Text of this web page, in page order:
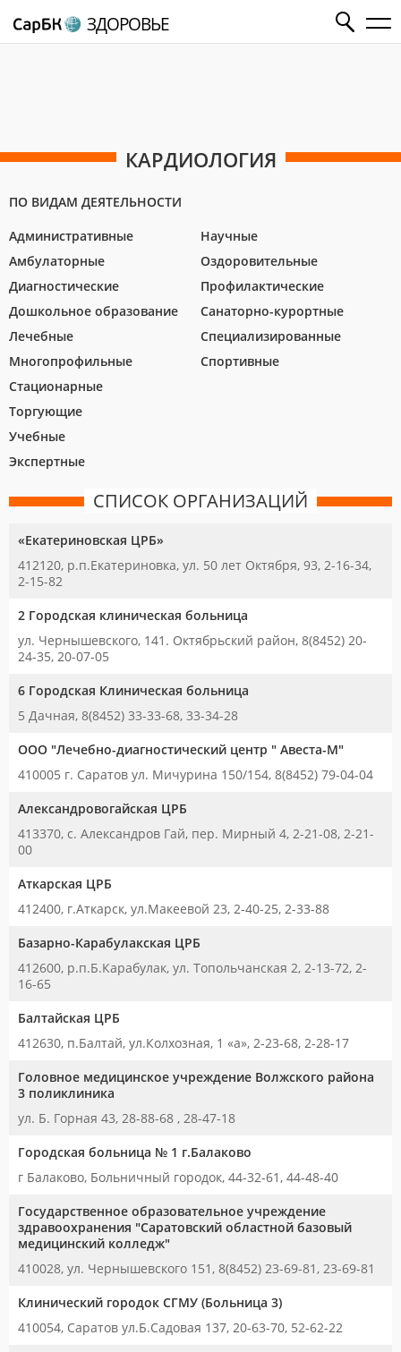
ЗДОРОВЬЕ
КАРДИОЛОГИЯ
ПО ВИДАМ ДЕЯТЕЛЬНОСТИ
Административные
Амбулаторные
Диагностические
Дошкольное образование
Лечебные
Многопрофильные
Научные
Оздоровительные
Профилактические
Санаторно-курортные
Специализированные
Спортивные
Стационарные
Торгующие
Учебные
Экспертные
СПИСОК ОРГАНИЗАЦИЙ
«Екатериновская ЦРБ»
412120, р.п.Екатериновка, ул. 50 лет Октября, 93, 2-16-34,
2-15-82
2 Городская клиническая больница
ул. Чернышевского, 141. Октябрьский район, 8(8452) 20-
24-35, 20-07-05
6 Городская Клиническая больница
5 Дачная, 8(8452) 33-33-68, 33-34-28
ООО "Лечебно-диагностический центр " Авеста-М"
410005 г. Саратов ул. Мичурина 150/154, 8(8452) 79-04-04
Александровогайская ЦРБ
413370, с. Александров Гай, пер. Мирный 4, 2-21-08, 2-21-
00
Аткарская ЦРБ
412400, г.Аткарск, ул.Макеевой 23, 2-40-25, 2-33-88
Базарно-Карабулакская ЦРБ
412600, р.п.Б.Карабулак, ул. Топольчанская 2, 2-13-72, 2-
16-65
Балтайская ЦРБ
412630, п.Балтай, ул.Колхозная, 1 «а», 2-23-68, 2-28-17
Головное медицинское учреждение Волжского района
3 поликлиника
ул. Б. Горная 43, 28-88-68 , 28-47-18
Городская больница № 1 г.Балаково
г Балаково, Больничный городок, 44-32-61, 44-48-40
Государственное образовательное учреждение
здравоохранения "Саратовский областной базовый
медицинский колледж"
410028, ул. Чернышевского 151, 8(8452) 23-69-81, 23-69-81
Клинический городок СГМУ (Больница 3)
410054, Саратов ул.Б.Садовая 137, 20-63-70, 52-62-22